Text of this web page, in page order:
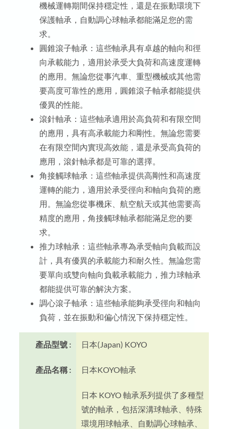
機械運轉期間保持穩定性，還是在振動環境下
保護軸承，自動調心球軸承都能滿足您的需
求。
圓錐滾子軸承：這些軸承具有卓越的軸向和徑
向承載能力，適用於承受大負荷和高速度運轉
的應用。無論您從事汽車、重型機械或其他需
要高度可靠性的應用，圓錐滾子軸承都能提供
優異的性能。
滾針軸承：這些軸承適用於高負荷和有限空間
的應用，具有高承載能力和剛性。無論您需要
在有限空間內實現高效能，還是承受高負荷的
應用，滾針軸承都是可靠的選擇。
角接觸球軸承：這些軸承提供高剛性和高速度
運轉的能力，適用於承受徑向和軸向負荷的應
用。無論您從事機床、航空航天或其他需要高
精度的應用，角接觸球軸承都能滿足您的要
求。
推力球軸承：這些軸承專為承受軸向負載而設
計，具有優異的承載能力和耐久性。無論您需
要單向或雙向軸向負載承載能力，推力球軸承
都能提供可靠的解決方案。
調心滾子軸承：這些軸承能夠承受徑向和軸向
負荷，並在振動和偏心情況下保持穩定性。
產品型號 : 日本(Japan) KOYO
產品名稱 : 日本KOYO軸承
日本 KOYO 軸承系列提供了多種型
號的軸承，包括深溝球軸承、特殊
環境用球軸承、自動調心球軸承、